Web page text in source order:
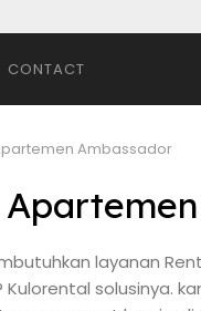
CONTACT
Ambassador
layanan
solusinya.